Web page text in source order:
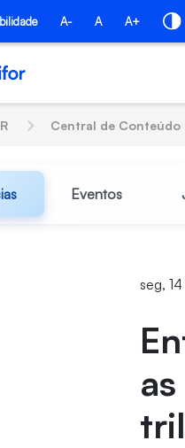
principal
A- A A+
Central de Conteúdo
Eventos
seg,